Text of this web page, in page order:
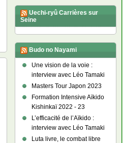
Uechi-ryû Carrières sur
Seine
Budo no Nayami
Une vision de la voie :
interview avec Léo Tamaki
Masters Tour Japon 2023
Formation Intensive Aïkido
Kishinkaï 2022 - 23
L’efficacité de l’Aïkido :
interview avec Léo Tamaki
Luta livre, le combat libre